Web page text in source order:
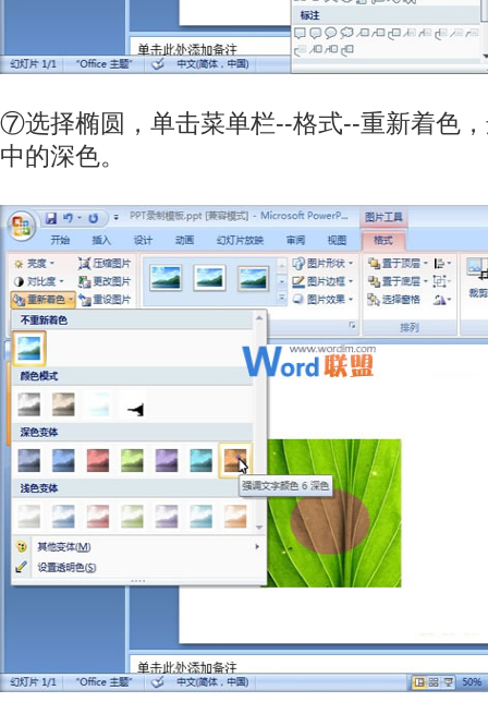
⑦选择椭圆，单击菜单栏--格式--重新着色
中的深色。